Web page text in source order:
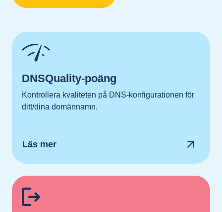
DNSQuality-poäng
Kontrollera kvaliteten på DNS-konfigurationen för
ditt/dina domännamn.
Läs mer